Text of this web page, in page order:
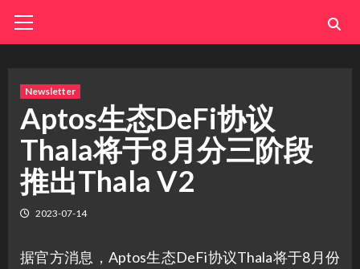
Menu
Newsletter
Aptos生态DeFi协议
Thala将于8月分三阶段
推出Thala V2
2023-07-14
据官方消息，Aptos生态DeFi协议Thala将于8月份